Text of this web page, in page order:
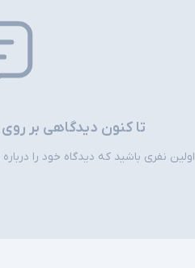
تا کنون دیدگاهی بر
اولین نفری باشید که دیدگاه خود را درباره